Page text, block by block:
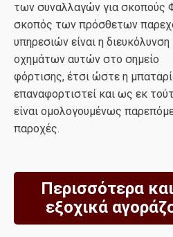
των συναλλαγών για σκοπούς
σκοπός των πρόσθετων
υπηρεσιών είναι η
οχημάτων αυτών στο σημείο
φόρτισης, έτσι ώστε η
επαναφορτιστεί και ως εκ
είναι ομολογουμένως
παροχές.
Περισσότερα
εξοχικά